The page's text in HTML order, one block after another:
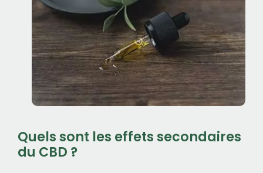
Quels sont les effets secondaires
du CBD ?